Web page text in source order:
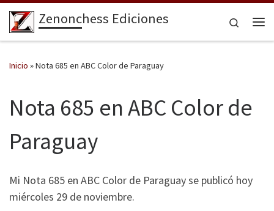
Saltar al contenido
Zenonchess Ediciones
Search
Inicio »Nota 685 en ABC Color de Paraguay
Nota 685 en ABC Color de
Paraguay
Mi Nota 685 en ABC Color de Paraguay se publicó hoy
miércoles 29 de noviembre.